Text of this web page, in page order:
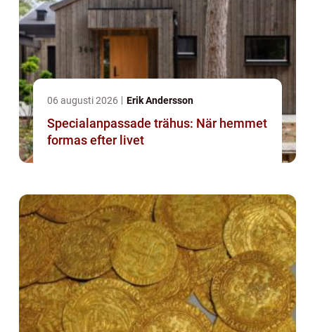
06 augusti 2026 Erik Andersson
Specialanpassade trähus: När hemmet
formas efter livet